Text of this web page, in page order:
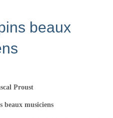
beaux
Proust
beaux musiciens